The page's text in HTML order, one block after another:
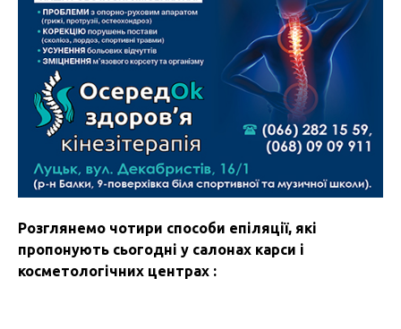
Розглянемо чотири способи епіляції, які
пропонують сьогодні у салонах карси і
косметологічних центрах :